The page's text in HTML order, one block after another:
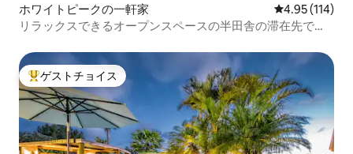
ホワイトピークの一軒家 レビュー114
4.95 (114)
リラックスできるオープンスペースの半田舎の滞在先で
大好評のゲストチョイスです。
ゲストチョイス